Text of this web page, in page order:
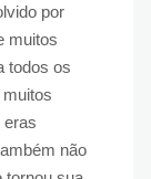
por
muitos
todos os
eras
não